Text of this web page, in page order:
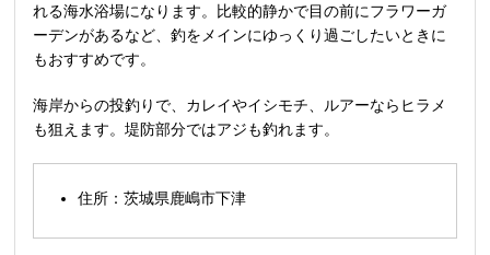
れる海水浴場になります。比較的静かで目の前にフラワーガ
ーデンがあるなど、釣をメインにゆっくり過ごしたいときに
もおすすめです。
海岸からの投釣りで、カレイやイシモチ、ルアーならヒラメ
も狙えます。堤防部分ではアジも釣れます。
住所：茨城県鹿嶋市下津